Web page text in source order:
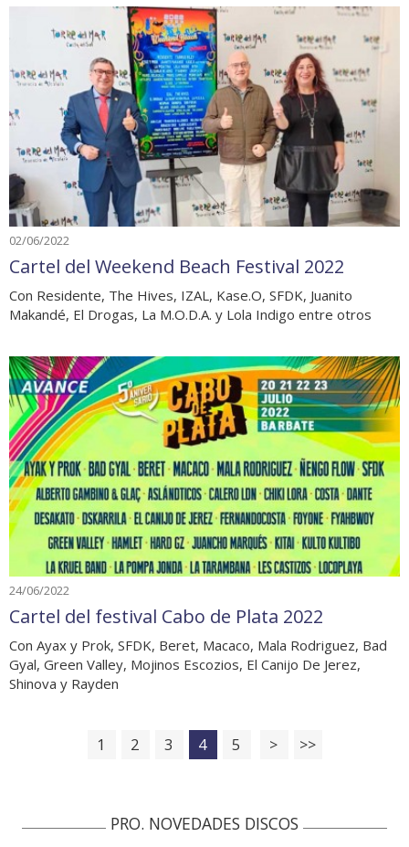
02/06/2022
Cartel del Weekend Beach Festival 2022
Con Residente, The Hives, IZAL, Kase.O, SFDK, Juanito
Makandé, El Drogas, La M.O.D.A. y Lola Indigo entre otros
24/06/2022
Cartel del festival Cabo de Plata 2022
Con Ayax y Prok, SFDK, Beret, Macaco, Mala Rodriguez, Bad
Gyal, Green Valley, Mojinos Escozios, El Canijo De Jerez,
Shinova y Rayden
1 2 3 4 5 > >>
PRO. NOVEDADES DISCOS